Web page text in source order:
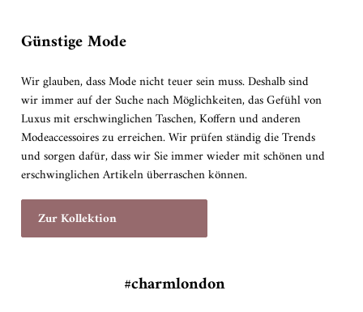
Günstige Mode
Wir glauben, dass Mode nicht teuer sein muss. Deshalb sind
wir immer auf der Suche nach Möglichkeiten, das Gefühl von
Luxus mit erschwinglichen Taschen, Koffern und anderen
Modeaccessoires zu erreichen. Wir prüfen ständig die Trends
und sorgen dafür, dass wir Sie immer wieder mit schönen und
erschwinglichen Artikeln überraschen können.
Zur Kollektion
#charmlondon